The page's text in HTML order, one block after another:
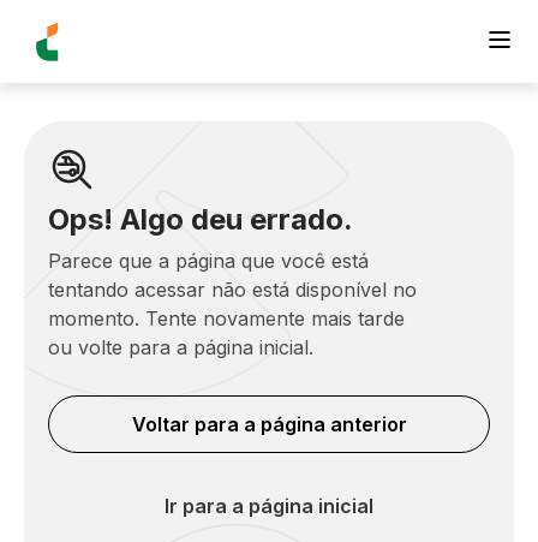
Ops! Algo deu errado.
Parece que a página que você está
tentando acessar não está disponível no
momento. Tente novamente mais tarde
ou volte para a página inicial.
Voltar para a página anterior
Ir para a página inicial